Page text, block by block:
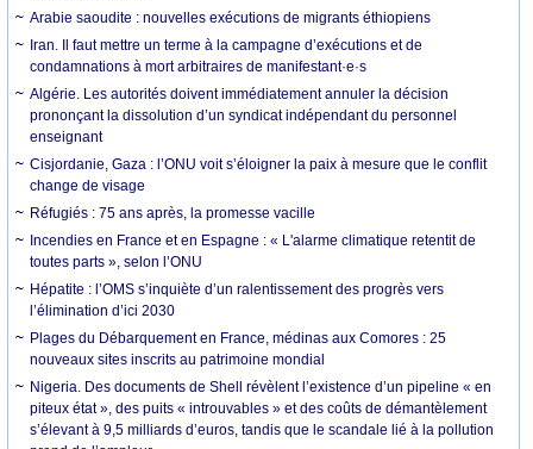
Arabie saoudite : nouvelles exécutions de migrants éthiopiens
Iran. Il faut mettre un terme à la campagne d’exécutions et de
condamnations à mort arbitraires de manifestant·e·s
Algérie. Les autorités doivent immédiatement annuler la décision
prononçant la dissolution d’un syndicat indépendant du personnel
enseignant
Cisjordanie, Gaza : l’ONU voit s’éloigner la paix à mesure que le conflit
change de visage
Réfugiés : 75 ans après, la promesse vacille
Incendies en France et en Espagne : « L'alarme climatique retentit de
toutes parts », selon l’ONU
Hépatite : l’OMS s’inquiète d’un ralentissement des progrès vers
l’élimination d’ici 2030
Plages du Débarquement en France, médinas aux Comores : 25
nouveaux sites inscrits au patrimoine mondial
Nigeria. Des documents de Shell révèlent l’existence d’un pipeline « en
piteux état », des puits « introuvables » et des coûts de démantèlement
s’élevant à 9,5 milliards d’euros, tandis que le scandale lié à la pollution